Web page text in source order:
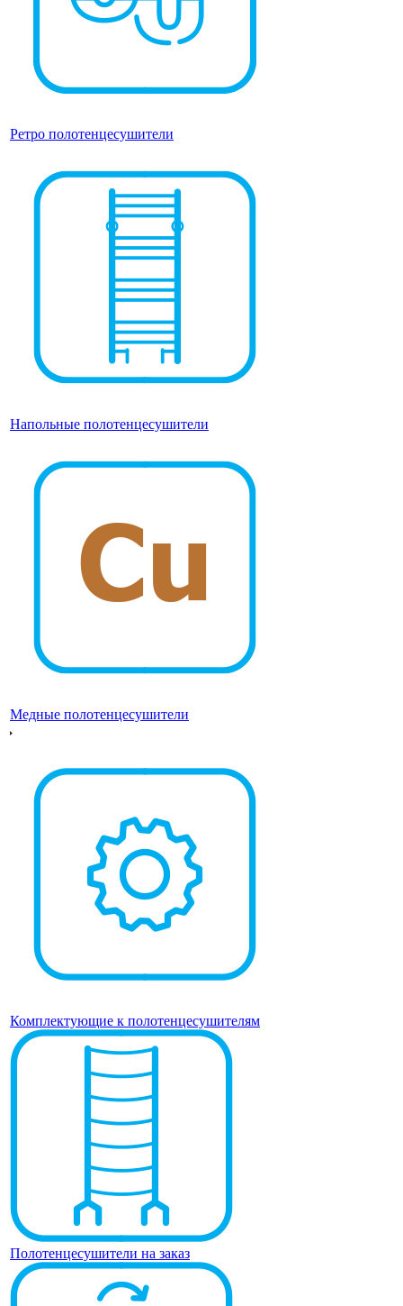
Ретро полотенцесушители
Напольные полотенцесушители
Медные полотенцесушители
Комплектующие к полотенцесушителям
Полотенцесушители на заказ